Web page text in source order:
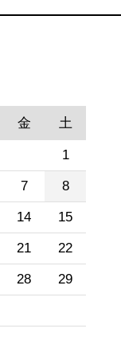
金 土
1
7 8
14 15
21 22
28 29